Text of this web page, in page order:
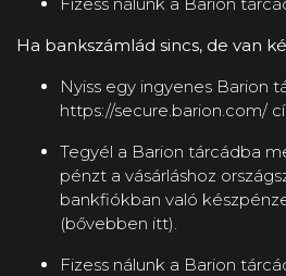
Ha bankszámlád sincs, de van
Nyiss egy ingyenes Barion
https://secure.barion.com/
Tegyél a Barion tárcádba
pénzt a vásárláshoz
bankfiókban való
(bővebben itt).
Fizess nálunk a Barion